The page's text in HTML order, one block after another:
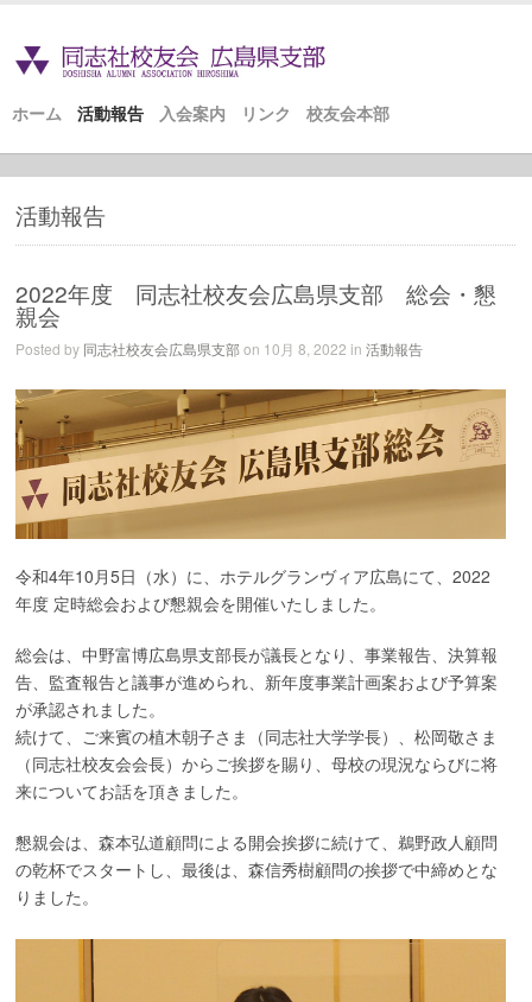
ホーム 活動報告 入会案内 リンク 校友会本部
活動報告
2022年度 同志社校友会広島県支部 総会・懇
親会
Posted by 同志社校友会広島県支部on 10月 8, 2022 in活動報告
令和4年10月5日（水）に、ホテルグランヴィア広島にて、2022
年度 定時総会および懇親会を開催いたしました。
総会は、中野富博広島県支部長が議長となり、事業報告、決算報
告、監査報告と議事が進められ、新年度事業計画案および予算案
が承認されました。
続けて、ご来賓の植木朝子さま（同志社大学学長）、松岡敬さま
（同志社校友会会長）からご挨拶を賜り、母校の現況ならびに将
来についてお話を頂きました。
懇親会は、森本弘道顧問による開会挨拶に続けて、鵜野政人顧問
の乾杯でスタートし、最後は、森信秀樹顧問の挨拶で中締めとな
りました。